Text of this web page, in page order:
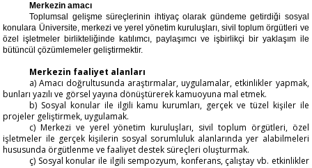
Merkezin amacı
Toplumsal gelişme süreçlerinin ihtiyaç olarak gündeme getirdiği sosyal
konulara Üniversite, merkezi ve yerel yönetim kuruluşları, sivil toplum örgütleri ve
özel işletmeler birlikteliğinde katılımcı, paylaşımcı ve işbirlikçi bir yaklaşım ile
bütüncül çözümlemeler geliştirmektir.
Merkezin faaliyet alanları
a) Amacı doğrultusunda araştırmalar, uygulamalar, etkinlikler yapmak,
bunları yazılı ve görsel yayına dönüştürerek kamuoyuna mal etmek.
b) Sosyal konular ile ilgili kamu kurumları, gerçek ve tüzel kişiler ile
projeler geliştirmek, uygulamak.
c) Merkezi ve yerel yönetim kuruluşları, sivil toplum örgütleri, özel
işletmeler ile gerçek kişilerin sosyal sorumluluk alanlarında yer alabilmeleri
hususunda örgütlenme ve faaliyet destek süreçleri oluşturmak.
ç) Sosyal konular ile ilgili sempozyum, konferans, çalıştay vb. etkinlikler